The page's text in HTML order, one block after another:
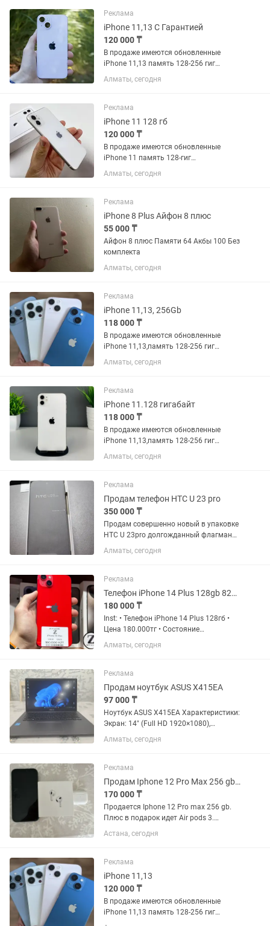
-Проверка IМЕI на...
Реклама
iPhone 11,13 С Гарантией
120 000 ₸
В продаже имеются обновленные
iPhone 11,13 память 128-256 гиг
.Новые.Запечатанные.Оригинал.С
Гарантией Имееться рассрочка Каспи
Всему Казахстану...
Алматы, сегодня
Реклама
iPhone 11 128 гб
120 000 ₸
В продаже имеются обновленные
iPhone 11 память 128-гиг
.Новые.Запечатанные.Оригинал.С
Гарантией Имееться рассрочка Каспи
Казахстану бесплатно. Плюс Подарок
к...
Алматы, сегодня
Реклама
iPhone 8 Plus Айфон 8 плюс
55 000 ₸
Айфон 8 плюс Памяти 64 Акбы 100 Без
комплекта
Алматы, сегодня
Реклама
iPhone 11,13, 256Gb
118 000 ₸
В продаже имеются обновленные
iPhone 11,13,память 128-256 гиг
.Новые.Запечатанные.Оригинал.С
Гарантией Имееться рассрочка Каспи
по Всему Казахстану...
Алматы, сегодня
Реклама
iPhone 11.128 гигабайт
118 000 ₸
В продаже имеются обновленные
iPhone 11,13,память 128-256 гиг
.Новые.Запечатанные.Оригинал.С
Гарантией Имееться рассрочка Каспи
по Всему Казахстану...
Алматы, сегодня
Реклама
Продам телефон HTC U 23 pro
350 000 ₸
Продам совершенно новый в упаковке
HTC U 23pro долгожданный флагман
лучшей компании.В комплекте
отличный кожаный чехол книжка и
заткнут за пояс НТС. Камеры звук и...
Алматы, сегодня
Реклама
Телефон iPhone 14 Plus 128gb 82% Айфон 14 Плюс 128гб 82%
180 000 ₸
Inst: • Телефон iPhone 14 Plus 128гб •
Цена 180.000тг • Состояние
Аккумулятора 82% • Комплект: Шнур
зарядки • Состояние телефона 10/10 •
Алматы, сегодня
Реклама
Продам ноутбук ASUS X415EA
97 000 ₸
Ноутбук ASUS X415EA Характеристики:
Экран: 14" (Full HD 1920×1080),
матовый Процессор: Intel Core i3 (11-го
поколения) Оперативная память: 8 ГБ
Видеокарта: Intel UHD /...
Алматы, сегодня
Реклама
Продам Iphone 12 Pro Max 256 gb, в подарок Air Pods 3
170 000 ₸
Продается Iphone 12 Pro max 256 gb.
Плюс в подарок идет Air pods 3.
Батарея: 78 %.
Астана, сегодня
Реклама
iPhone 11,13
120 000 ₸
В продаже имеются обновленные
iPhone 11,13 память 128-256 гиг
.Новые.Запечатанные.Оригинал.С